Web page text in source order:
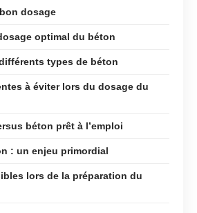
dosage
optimal du béton
types de béton
à éviter lors du dosage du
béton prêt à l’emploi
: un enjeu primordial
lors de la préparation du